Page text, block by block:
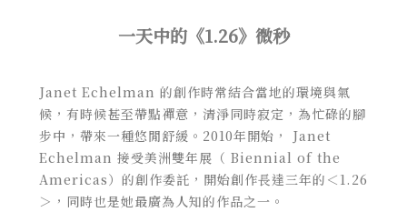
一天中的《1.26》微秒
Janet Echelman 的創作時常結合當地的環境與氣
候，有時候甚至帶點禪意，清淨同時寂定，為忙碌的腳
步中，帶來一種悠閒舒緩。2010年開始， Janet
Echelman 接受美洲雙年展（ Biennial of the
Americas）的創作委託，開始創作長達三年的 ＜1.26
＞，同時也是她最廣為人知的作品之一。